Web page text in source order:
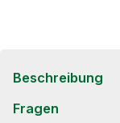
Beschreibung
Fragen